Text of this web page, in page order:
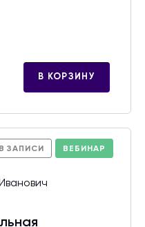
В КОРЗИНУ
В ЗАПИСИ ВЕБИНАР